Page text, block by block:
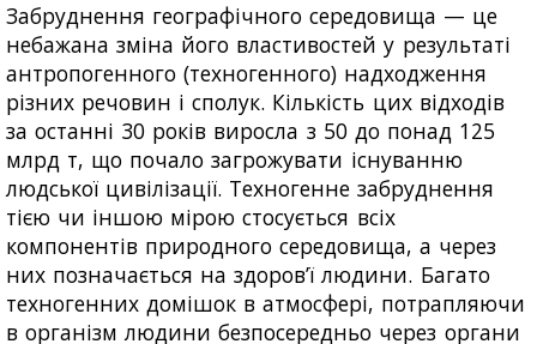
Забруднення географічного середовища — це
небажана зміна його властивостей у результаті
антропогенного (техногенного) надходження
різних речовин і сполук. Кількість цих відходів
за останні 30 років виросла з 50 до понад 125
млрд т, що почало загрожувати існуванню
людської цивілізації. Техногенне забруднення
тією чи іншою мірою стосується всіх
компонентів природного середовища, а через
них позначається на здоров’ї людини. Багато
техногенних домішок в атмосфері, потрапляючи
в організм людини безпосередньо через органи